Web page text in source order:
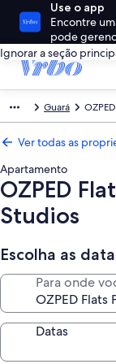
Use o app
Encontre
pode
Ignorar a seção
Guará
Ver todas as
Apartamento
OZPED
Studios
Escolha as
Para onde
Datas